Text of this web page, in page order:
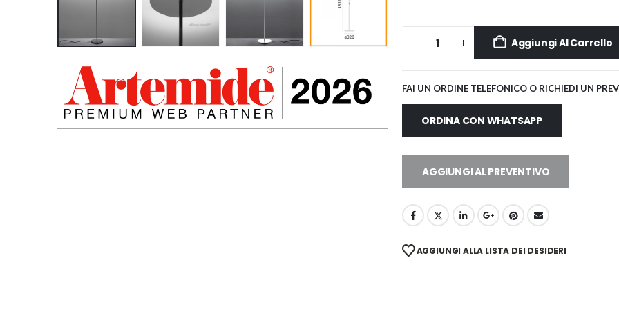
Aggiungi Al Carrello
FAI UN ORDINE TELEFONICO O RICHIEDI UN
ORDINA CON WHATSAPP
AGGIUNGI AL PREVENTIVO
AGGIUNGI ALLA LISTA DEI DESIDERI